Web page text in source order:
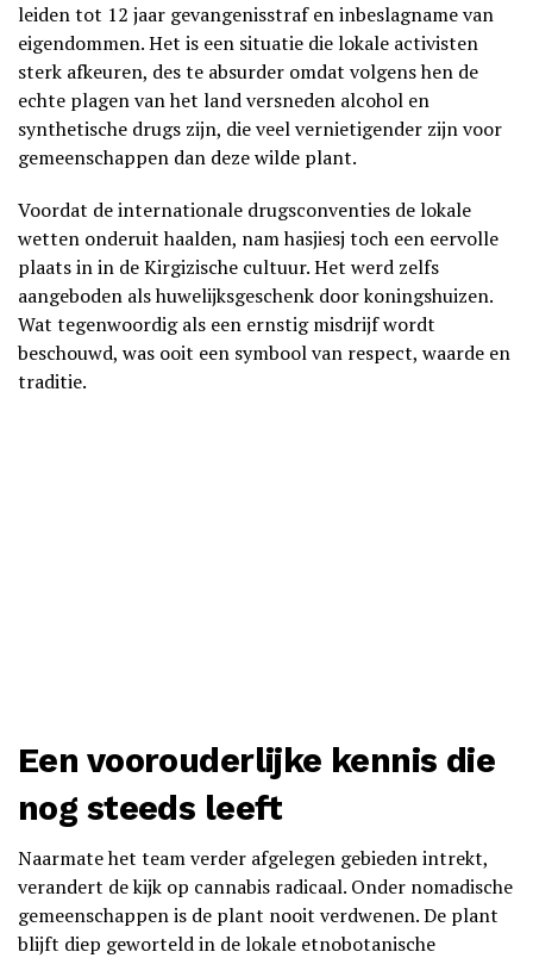
leiden tot 12 jaar gevangenisstraf en inbeslagname van
eigendommen. Het is een situatie die lokale activisten
sterk afkeuren, des te absurder omdat volgens hen de
echte plagen van het land versneden alcohol en
synthetische drugs zijn, die veel vernietigender zijn voor
gemeenschappen dan deze wilde plant.
Voordat de internationale drugsconventies de lokale
wetten onderuit haalden, nam hasjiesj toch een eervolle
plaats in in de Kirgizische cultuur. Het werd zelfs
aangeboden als huwelijksgeschenk door koningshuizen.
Wat tegenwoordig als een ernstig misdrijf wordt
beschouwd, was ooit een symbool van respect, waarde en
traditie.
Een voorouderlijke kennis die
nog steeds leeft
Naarmate het team verder afgelegen gebieden intrekt,
verandert de kijk op cannabis radicaal. Onder nomadische
gemeenschappen is de plant nooit verdwenen. De plant
blijft diep geworteld in de lokale etnobotanische